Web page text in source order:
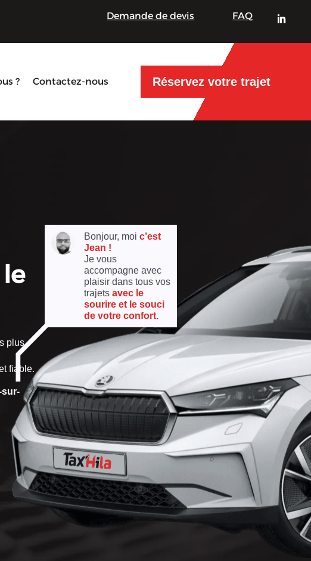
Demande de devis FAQ
? Contactez-nous Réservez votre trajet
plus
fiable.
sur-
Bonjour, moi c’est
Jean !
Je vous
accompagne avec
plaisir dans tous vos
trajets avec le
sourire et le souci
de votre confort.